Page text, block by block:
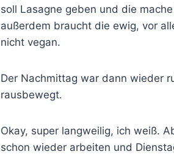
soll Lasagne geben und die
außerdem braucht die ewig, vor
nicht vegan.
Der Nachmittag war dann wieder
rausbewegt.
Okay, super langweilig, ich weiß.
schon wieder arbeiten und